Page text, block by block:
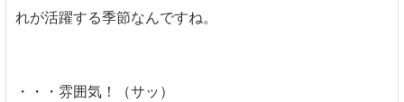
れが活躍する季節なんですね。
・・・雰囲気！（サッ）